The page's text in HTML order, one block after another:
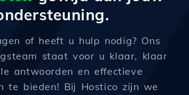
of heeft u hulp nodig? Ons
staat voor u klaar, klaar
antwoorden en effectieve
te bieden! Bij Hostico zijn we